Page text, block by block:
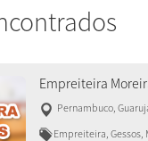
Empreiteira
Pernambuco,
Empreiteira, Gessos,